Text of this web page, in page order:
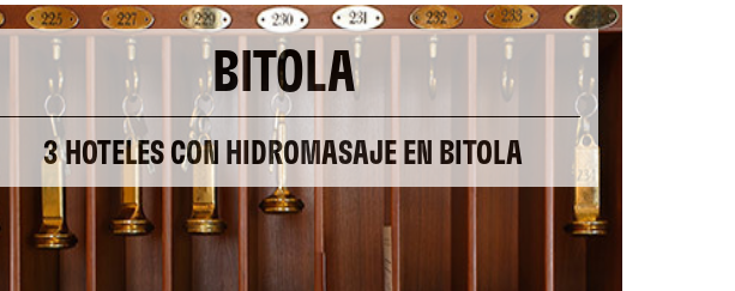
BITOLA
3 HOTELES CON HIDROMASAJE EN BITOLA